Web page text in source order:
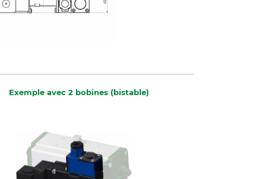
Exemple avec 2 bobines (bistable)